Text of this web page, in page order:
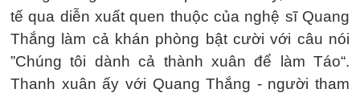
tế qua diễn xuất quen thuộc của nghệ sĩ Quang
Thắng làm cả khán phòng bật cười với câu nói
”Chúng tôi dành cả thành xuân để làm Táo“.
Thanh xuân ấy với Quang Thắng - người tham